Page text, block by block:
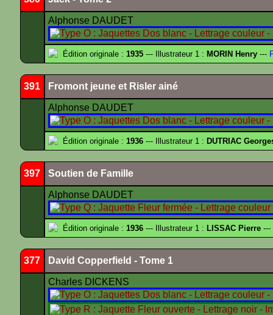
Alphonse DAUDET
Édition originale : 1935 --- Illustrateur 1 : MORIN Henry ---
391 Fromont jeune et Risler ainé
Alphonse DAUDET
Édition originale : 1936 --- Illustrateur 1 : DUTRIAC
397 Soutien de Famille
Alphonse DAUDET
Édition originale : 1936 --- Illustrateur 1 : LISSAC Pierre ---
377 David Copperfield - Tome 1
Charles DICKENS